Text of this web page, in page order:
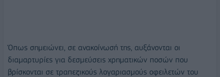
Όπως σημειώνει, σε ανακοίνωσή της, αυξάνονται οι
διαμαρτυρίες για δεσμεύσεις χρηματικών ποσών που
βρίσκονται σε τραπεζικούς λογαριασμούς οφειλετών του